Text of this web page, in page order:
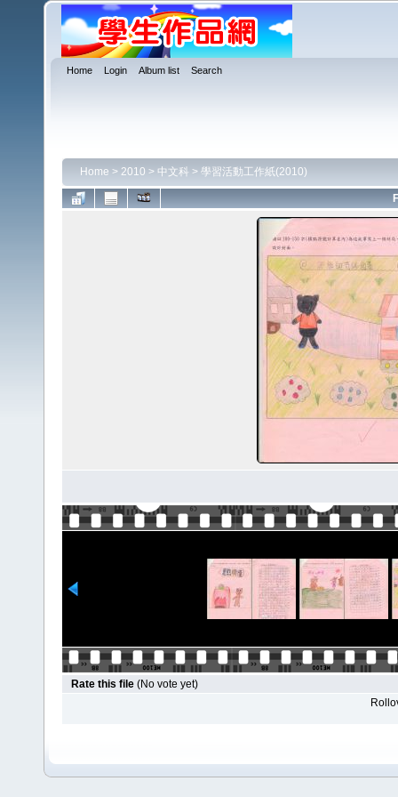
Home Login Album list Search
Home > 2010 > 中文科 > 學習活動工作紙(2010)
Rate this file (No vote yet)